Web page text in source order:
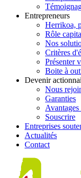
Entrepreneurs
Herrikoa,
Rôle
Nos
Critères
Présenter
Boite à
Devenir
Nous
Garanties
Souscrire
Entreprises
Actualités
Contact